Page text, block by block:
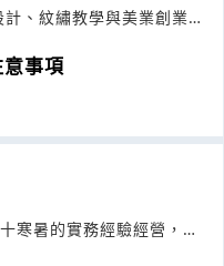
、紋繡教學與美業創業，
事項
寒暑的實務經驗經營，竭